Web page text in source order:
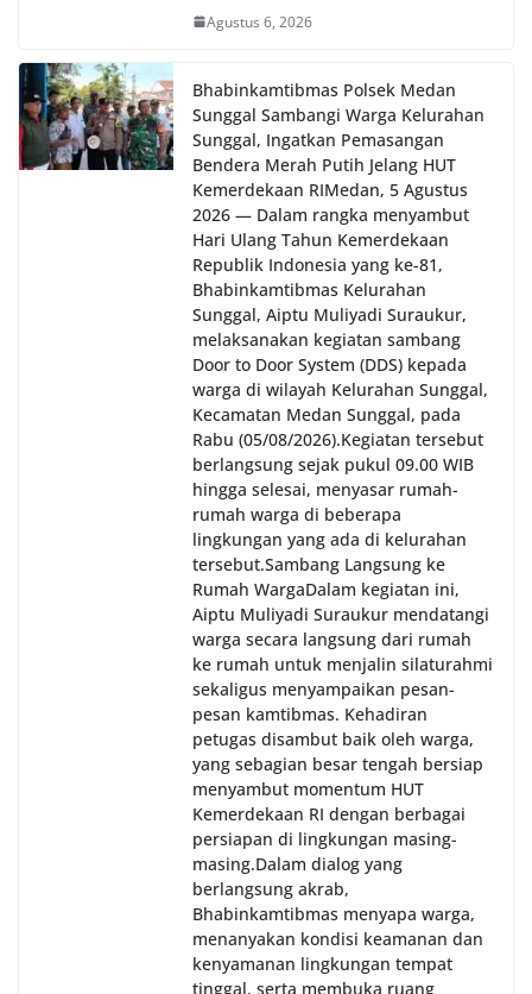
Agustus 6, 2026
Bhabinkamtibmas Polsek Medan
Sunggal Sambangi Warga Kelurahan
Sunggal, Ingatkan Pemasangan
Bendera Merah Putih Jelang HUT
Kemerdekaan RI‎‎Medan, 5 Agustus
2026 — Dalam rangka menyambut
Hari Ulang Tahun Kemerdekaan
Republik Indonesia yang ke-81,
Bhabinkamtibmas Kelurahan
Sunggal, Aiptu Muliyadi Suraukur,
melaksanakan kegiatan sambang
Door to Door System (DDS) kepada
warga di wilayah Kelurahan Sunggal,
Kecamatan Medan Sunggal, pada
Rabu (05/08/2026).‎‎Kegiatan tersebut
berlangsung sejak pukul 09.00 WIB
hingga selesai, menyasar rumah-
rumah warga di beberapa
lingkungan yang ada di kelurahan
tersebut.‎Sambang Langsung ke
Rumah Warga‎Dalam kegiatan ini,
Aiptu Muliyadi Suraukur mendatangi
warga secara langsung dari rumah
ke rumah untuk menjalin silaturahmi
sekaligus menyampaikan pesan-
pesan kamtibmas. Kehadiran
petugas disambut baik oleh warga,
yang sebagian besar tengah bersiap
menyambut momentum HUT
Kemerdekaan RI dengan berbagai
persiapan di lingkungan masing-
masing.‎Dalam dialog yang
berlangsung akrab,
Bhabinkamtibmas menyapa warga,
menanyakan kondisi keamanan dan
kenyamanan lingkungan tempat
tinggal, serta membuka ruang